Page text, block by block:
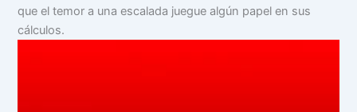
que el temor a una escalada juegue algún papel en sus
cálculos.